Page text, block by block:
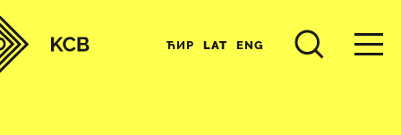
ЋИР LAT ENG